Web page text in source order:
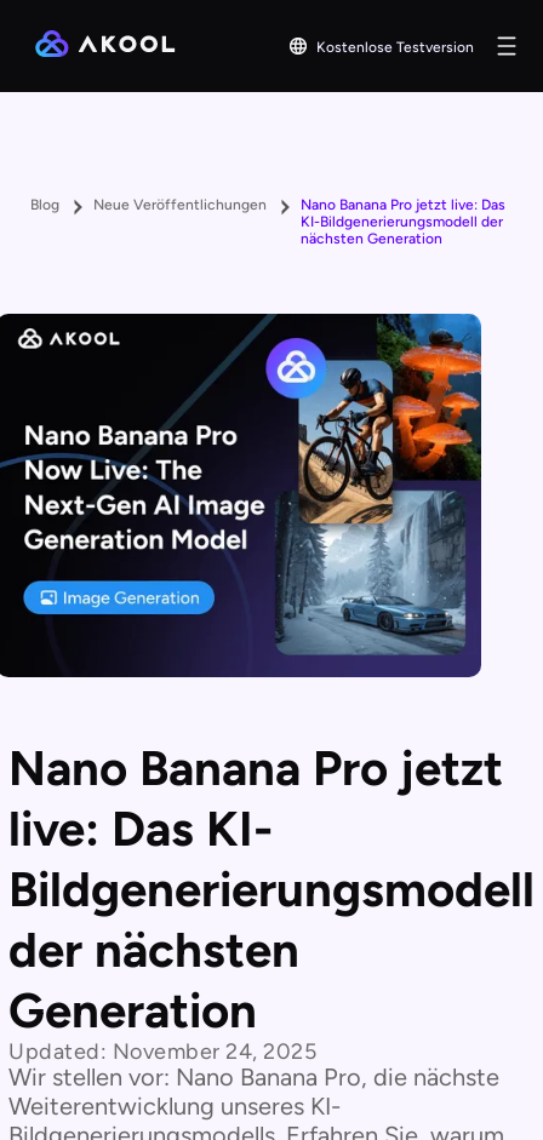
Kostenlose Testversion
Blog Neue Veröffentlichungen
Nano Banana Pro jetzt live: Das
KI-Bildgenerierungsmodell der
nächsten Generation
Nano Banana Pro jetzt
live: Das KI-
Bildgenerierungsmodell
der nächsten
Generation
Updated: November 24, 2025
Wir stellen vor: Nano Banana Pro, die nächste
Weiterentwicklung unseres KI-